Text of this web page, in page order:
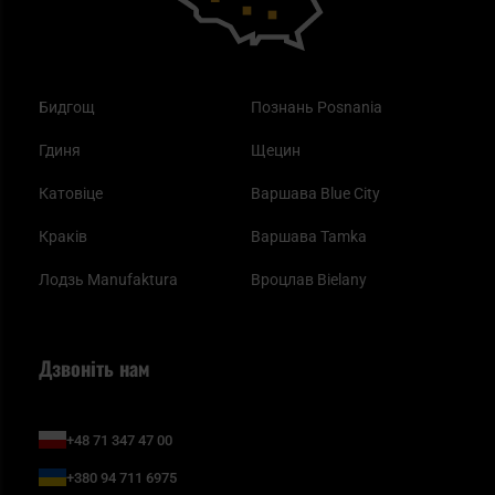
Бидгощ
Гдиня
Катовіце
Краків
Лодзь Manufaktura
Познань Posnania
Щецин
Варшава Blue City
Варшава Tamka
Вроцлав Bielany
Дзвоніть нам
+48 71 347 47 00
+380 94 711 6975